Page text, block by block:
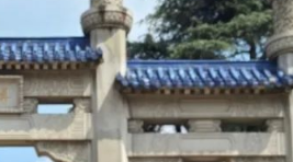
大学于115年7月30日(四)举
暨单位主管交接典礼。115
校友服务暨资源发展 ...
本校
月31日
24日(